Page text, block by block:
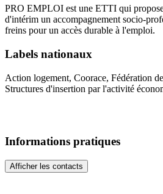
PRO EMPLOI est une ETTI qui
d'intérim un accompagnement socio-
freins pour un accès durable à l'emploi.
Labels nationaux
Action logement, Coorace, Fédération
Structures d'insertion par l'activité
Informations pratiques
Afficher les contacts